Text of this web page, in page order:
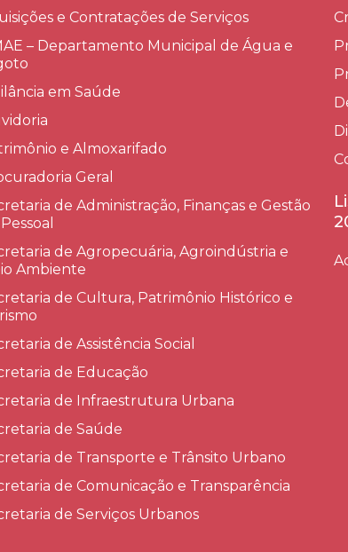
e Contratações de Serviços​
– Departamento Municipal de Água e
em Saúde
e Almoxarifado
Geral
de Administração, Finanças e Gestão
de Agropecuária, Agroindústria e
Ambiente
de Cultura, Patrimônio Histórico e
de Assistência Social
de Educação
de Infraestrutura Urbana
de Saúde
de Transporte e Trânsito Urbano
de Comunicação e Transparência
de Serviços Urbanos